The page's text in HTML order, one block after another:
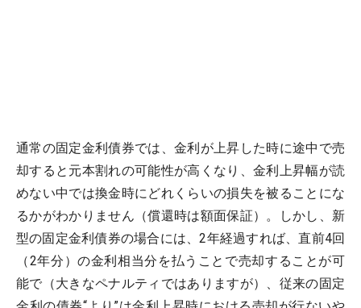
通常の固定金利債券では、金利が上昇した時に途中で売
却すると元本割れの可能性が高くなり、金利上昇幅が読
めない中では換金時にどれくらいの損失を被ることにな
るかがわかりません（償還時は額面保証）。しかし、新
型の固定金利債券の場合には、2年経過すれば、直前4回
（2年分）の金利相当分を払うことで売却することが可
能で（大きなペナルティではありますが）、従来の固定